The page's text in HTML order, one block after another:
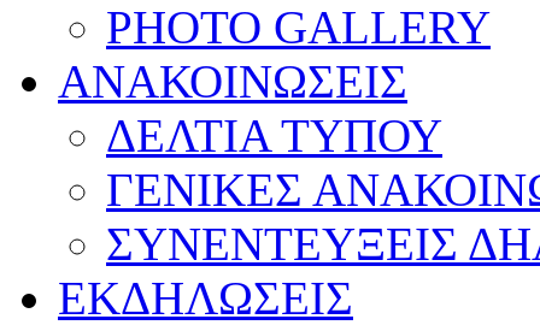
PHOTO GALLERY
ΑΝΑΚΟΙΝΩΣΕΙΣ
ΔΕΛΤΙΑ ΤΥΠΟΥ
ΓΕΝΙΚΕΣ
ΣΥΝΕΝΤΕΥΞΕΙΣ
ΕΚΔΗΛΩΣΕΙΣ